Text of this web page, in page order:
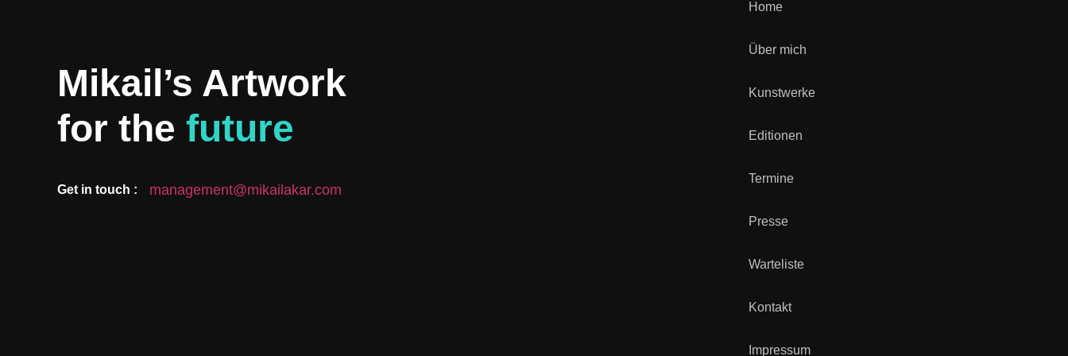
Mikail’s Artwork
for the future
Get in touch : management@mikailakar.com
Home
Über mich
Kunstwerke
Editionen
Termine
Presse
Warteliste
Kontakt
Impressum